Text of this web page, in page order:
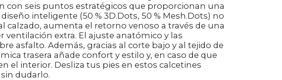
con seis puntos estratégicos que proporcionan una
inteligente (50 % 3D.Dots, 50 % Mesh.Dots) no
aumenta el retorno venoso a través de una
extra. El ajuste anatómico y las
asfalto. Además, gracias al corte bajo y al tejido de
trasera añade confort y estilo y, en caso de que
el interior. Desliza tus pies en estos calcetines
dudarlo.